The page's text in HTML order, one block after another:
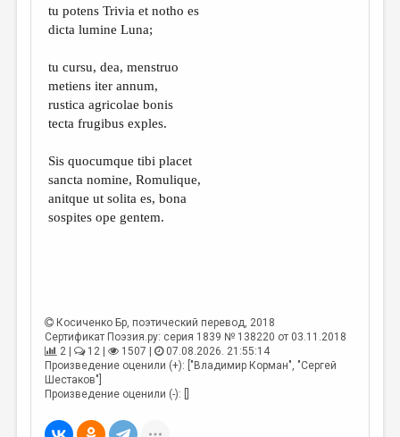
tu potens Trivia et notho es
dicta lumine Luna;
tu cursu, dea, menstruo
metiens iter annum,
rustica agricolae bonis
tecta frugibus exples.
Sis quocumque tibi placet
sancta nomine, Romulique,
anitque ut solita es, bona
sospites ope gentem.
Косиченко Бр, поэтический перевод, 2018
Сертификат Поэзия.ру: серия 1839 № 138220 от 03.11.2018
2 |
12 | 1507 |
07.08.2026. 21:55:14
Произведение оценили (+): ["Владимир Корман", "Сергей
Шестаков"]
Произведение оценили (-): []